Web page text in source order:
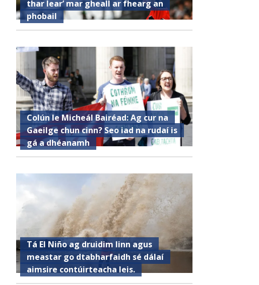
thar lear’ mar gheall ar fhearg an
phobail
Colún le Micheál Bairéad: Ag cur na
Gaeilge chun cinn? Seo iad na rudaí is
gá a dhéanamh
Tá El Niño ag druidim linn agus
meastar go dtabharfaidh sé dálaí
aimsire contúirteacha leis.